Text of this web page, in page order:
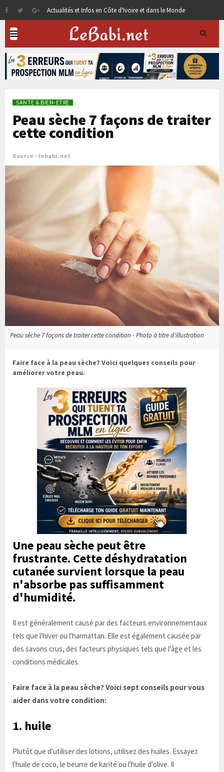
Actualités et Infos en Côte d'Ivoire et dans le Monde
SANTE & BIEN-ETRE
Peau sèche 7 façons de traiter
cette condition
Source : lebabi.net
Peau sèche 7 façons de traiter cette condition - Photo à titre d'illustration
Faire face à la peau sèche? Voici quelques conseils pour
améliorer votre peau.
Une peau sèche peut être
frustrante. Cette déshydratation
cutanée survient lorsque la peau
n'absorbe pas suffisamment
d'humidité.
Il est généralement causé par des facteurs environnementaux
tels que l'hiver ou l'harmattan. Elle est également causée par
des savons crus, des facteurs physiques tels que l'âge et les
conditions médicales.
Faire face à la peau sèche? Voici sept conseils pour vous
aider dans votre condition:
1. huile
Plutôt que d'utiliser des lotions, utilisez des huiles. Essayez
l'huile de coco, le beurre de karité ou l'huile d'olive. Il